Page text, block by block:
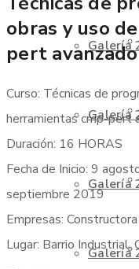
Galería
Galería
Galería
Galería
obras y uso
pert avanzado
Curso: Técnicas de
herramientas cmp-pert
Duración: 16 HORAS
Fecha de Inicio: 9
septiembre 2019
Empresas:
Lugar: Barrio Industrial,